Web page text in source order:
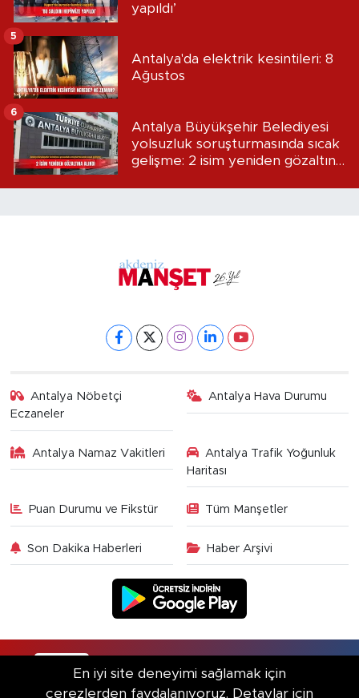
yapıldı’
Antalya'da elektrik kesintileri: 8
Ağustos
5
Antalya Büyükşehir Belediyesi
yolsuzluk soruşturmasında sıcak
gelişme: 2 isim yeniden gözaltına
6
Antalya Nöbetçi
Eczaneler
Antalya Hava Durumu
Antalya Namaz Vakitleri
Antalya Trafik Yoğunluk
Haritası
Puan Durumu ve Fikstür Tüm Manşetler
Son Dakika Haberleri Haber Arşivi
En iyi site deneyimi sağlamak için
çerezlerden faydalanıyoruz. Detaylar için